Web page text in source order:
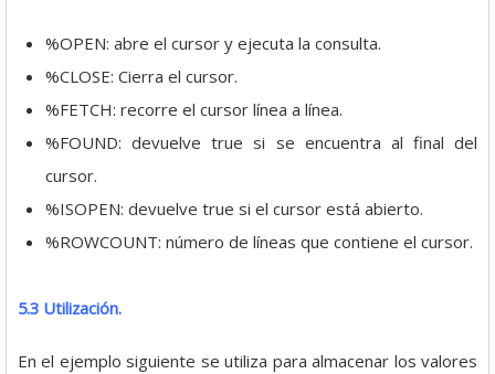
%OPEN: abre el cursor y ejecuta la consulta.
%CLOSE: Cierra el cursor.
%FETCH: recorre el cursor línea a línea.
%FOUND: devuelve true si se encuentra al final del
cursor.
%ISOPEN: devuelve true si el cursor está abierto.
%ROWCOUNT: número de líneas que contiene el cursor.
5.3 Utilización.
En el ejemplo siguiente se utiliza para almacenar los valores